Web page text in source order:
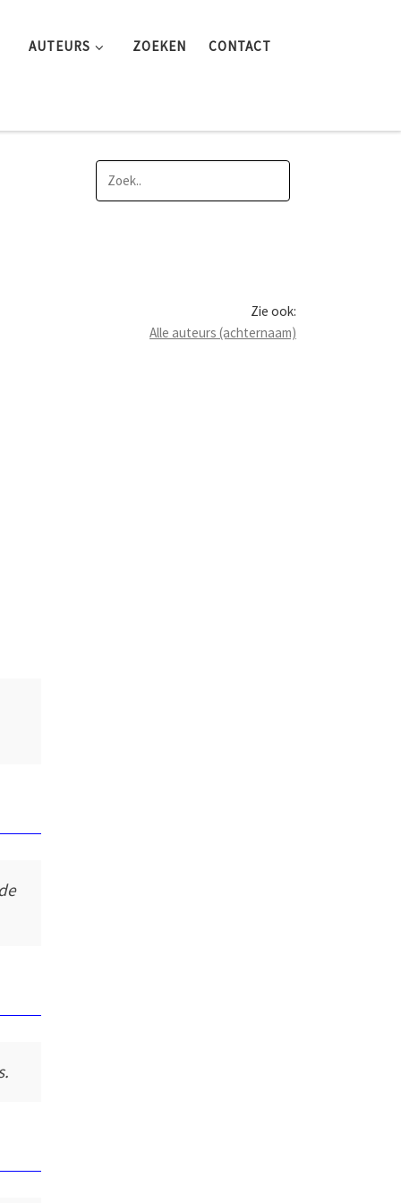
AUTEURS ZOEKEN CONTACT
Zie ook:
Alle auteurs (achternaam)